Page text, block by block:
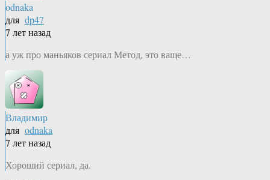
odnaka
для dp47
7 лет назад
а уж про маньяков сериал Метод, это ваще…
Владимир
для odnaka
7 лет назад
Хороший сериал, да.